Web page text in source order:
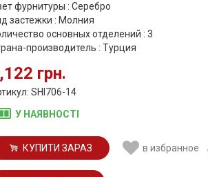
фурнитуры : Серебро
застежки : Молния
основных отделений : 3
производитель : Турция
грн.
SHI706-14
У НАЯВНОСТІ
КУПИТИ ЗАРАЗ в избранное